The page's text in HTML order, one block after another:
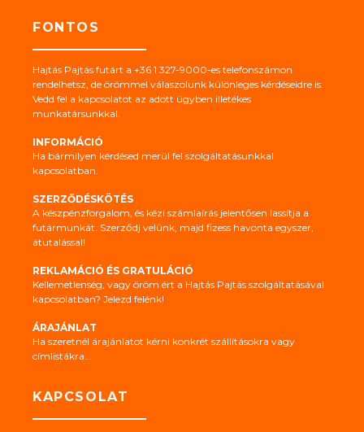
FONTOS
Hajtás Pajtás futárt a +36 1 327-9000-es telefonszámon
rendelhetsz, de örömmel válaszolunk különleges kérdéseidre is.
Vedd fel a kapcsolatot az adott ügyben illetékes
munkatársunkkal.
INFORMÁCIÓ
Ha bármilyen kérdésed merül fel szolgáltatásunkkal
kapcsolatban.
SZERZŐDÉSKÖTÉS
A készpénzforgalom, és kézi számlaírás jelentősen lassítja a
futármunkát. Szerződj velünk, majd fizess havonta egyszer,
átutalással!
REKLAMÁCIÓ ÉS GRATULÁCIÓ
Kellemetlenség, vagy öröm ért a Hajtás Pajtás szolgáltatásával
kapcsolatban? Jelezd felénk!
ÁRAJÁNLAT
Ha szeretnél árajánlatot kérni konkrét szállításokra vagy
címlistákra...
KAPCSOLAT